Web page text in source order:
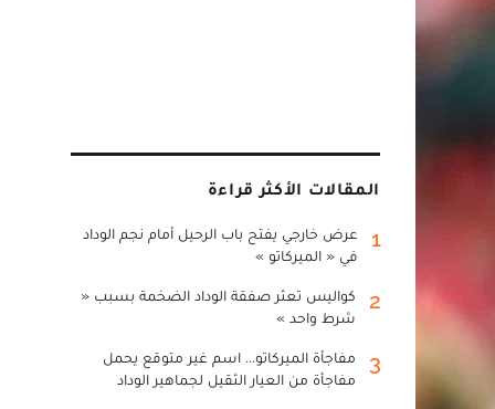
المقالات الأكثر قراءة
1
عرض خارجي يفتح باب الرحيل أمام نجم الوداد
في « الميركاتو »
2
كواليس تعثر صفقة الوداد الضخمة بسبب «
شرط واحد »
3
مفاجأة الميركاتو... اسم غير متوقع يحمل
مفاجأة من العيار الثقيل لجماهير الوداد